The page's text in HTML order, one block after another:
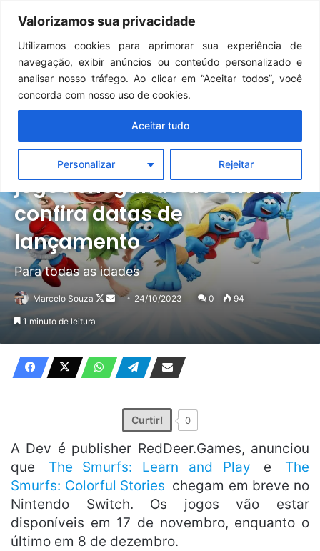
Valorizamos sua privacidade
Utilizamos cookies para aprimorar sua experiência de
navegação, exibir anúncios ou conteúdo personalizado e
analisar nosso tráfego. Ao clicar em “Aceitar todos”, você
concorda com nosso uso de cookies.
Personalizar Rejeitar
Aceitar tudo
Menu
The Smurfs | Dois novos
jogos chegando ao Switch –
confira datas de
lançamento
Para todas as idades
Marcelo Souza
Follow
Mande24/10/2023 0 94
1 minuto de leitura
Curtir! 0
A Dev é publisher RedDeer.Games, anunciou
que
The Smurfs: Learn and Play e
The
Smurfs: Colorful Stories chegam em breve no
Nintendo Switch. Os jogos vão estar
disponíveis em 17 de novembro, enquanto o
último em 8 de dezembro.